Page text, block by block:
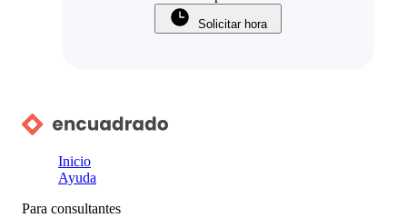
Solicitar hora
Inicio
Ayuda
Para consultantes